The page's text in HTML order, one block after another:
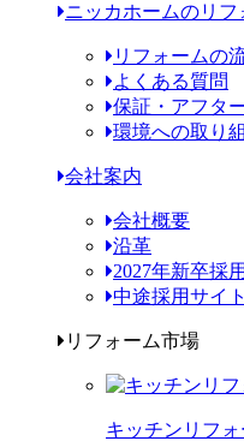
ニッカホームのリフ
リフォームの
よくある質問
保証・アフタ
環境への取り
会社案内
会社概要
沿革
2027年新卒採
中途採用サイト
リフォーム市場
キッチンリフ